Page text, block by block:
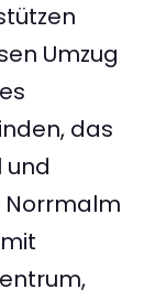
Umzug
das
und
Norrmalm